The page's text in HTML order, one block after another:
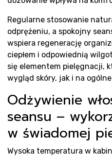
Regularne stosowanie
odprężeniu, a spokojny
wspiera regenerację
ciepłem i odpowiednią
się elementem pielęgnacji,
wygląd skóry, jak i na
Odżywienie
seansu –
w świadomej
Wysoka temperatura w